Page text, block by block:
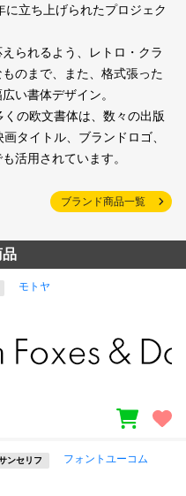
立ち上げられたプロジェク
られるよう、レトロ・クラ
のまで、また、格式張った
い書体デザイン。
の欧文書体は、数々の出版
タイトル、ブランドロゴ、
活用されています。
ブランド商品一覧
品
モトヤ
ンセリフ フォントユーコム